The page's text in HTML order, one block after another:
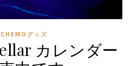
CHEMOグッズ
カレンダー